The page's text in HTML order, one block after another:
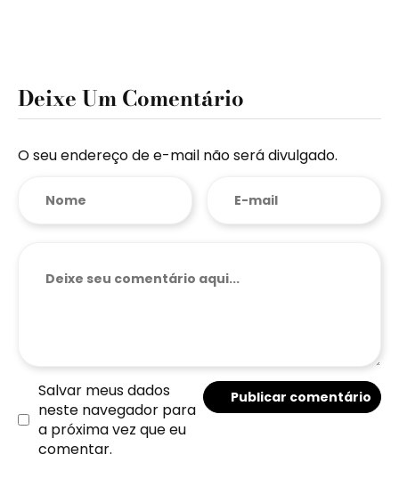
Deixe Um Comentário
O seu endereço de e-mail não será divulgado.
Salvar meus dados
neste navegador para
a próxima vez que eu
comentar.